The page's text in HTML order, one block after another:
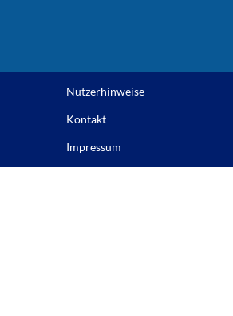
Nutzerhinweise
Kontakt
Impressum